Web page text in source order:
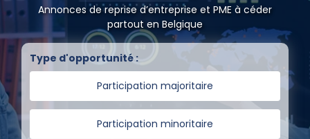
Annonces de reprise d’entreprise et PME à céder
partout en Belgique
Type d'opportunité :
Participation majoritaire
Participation minoritaire